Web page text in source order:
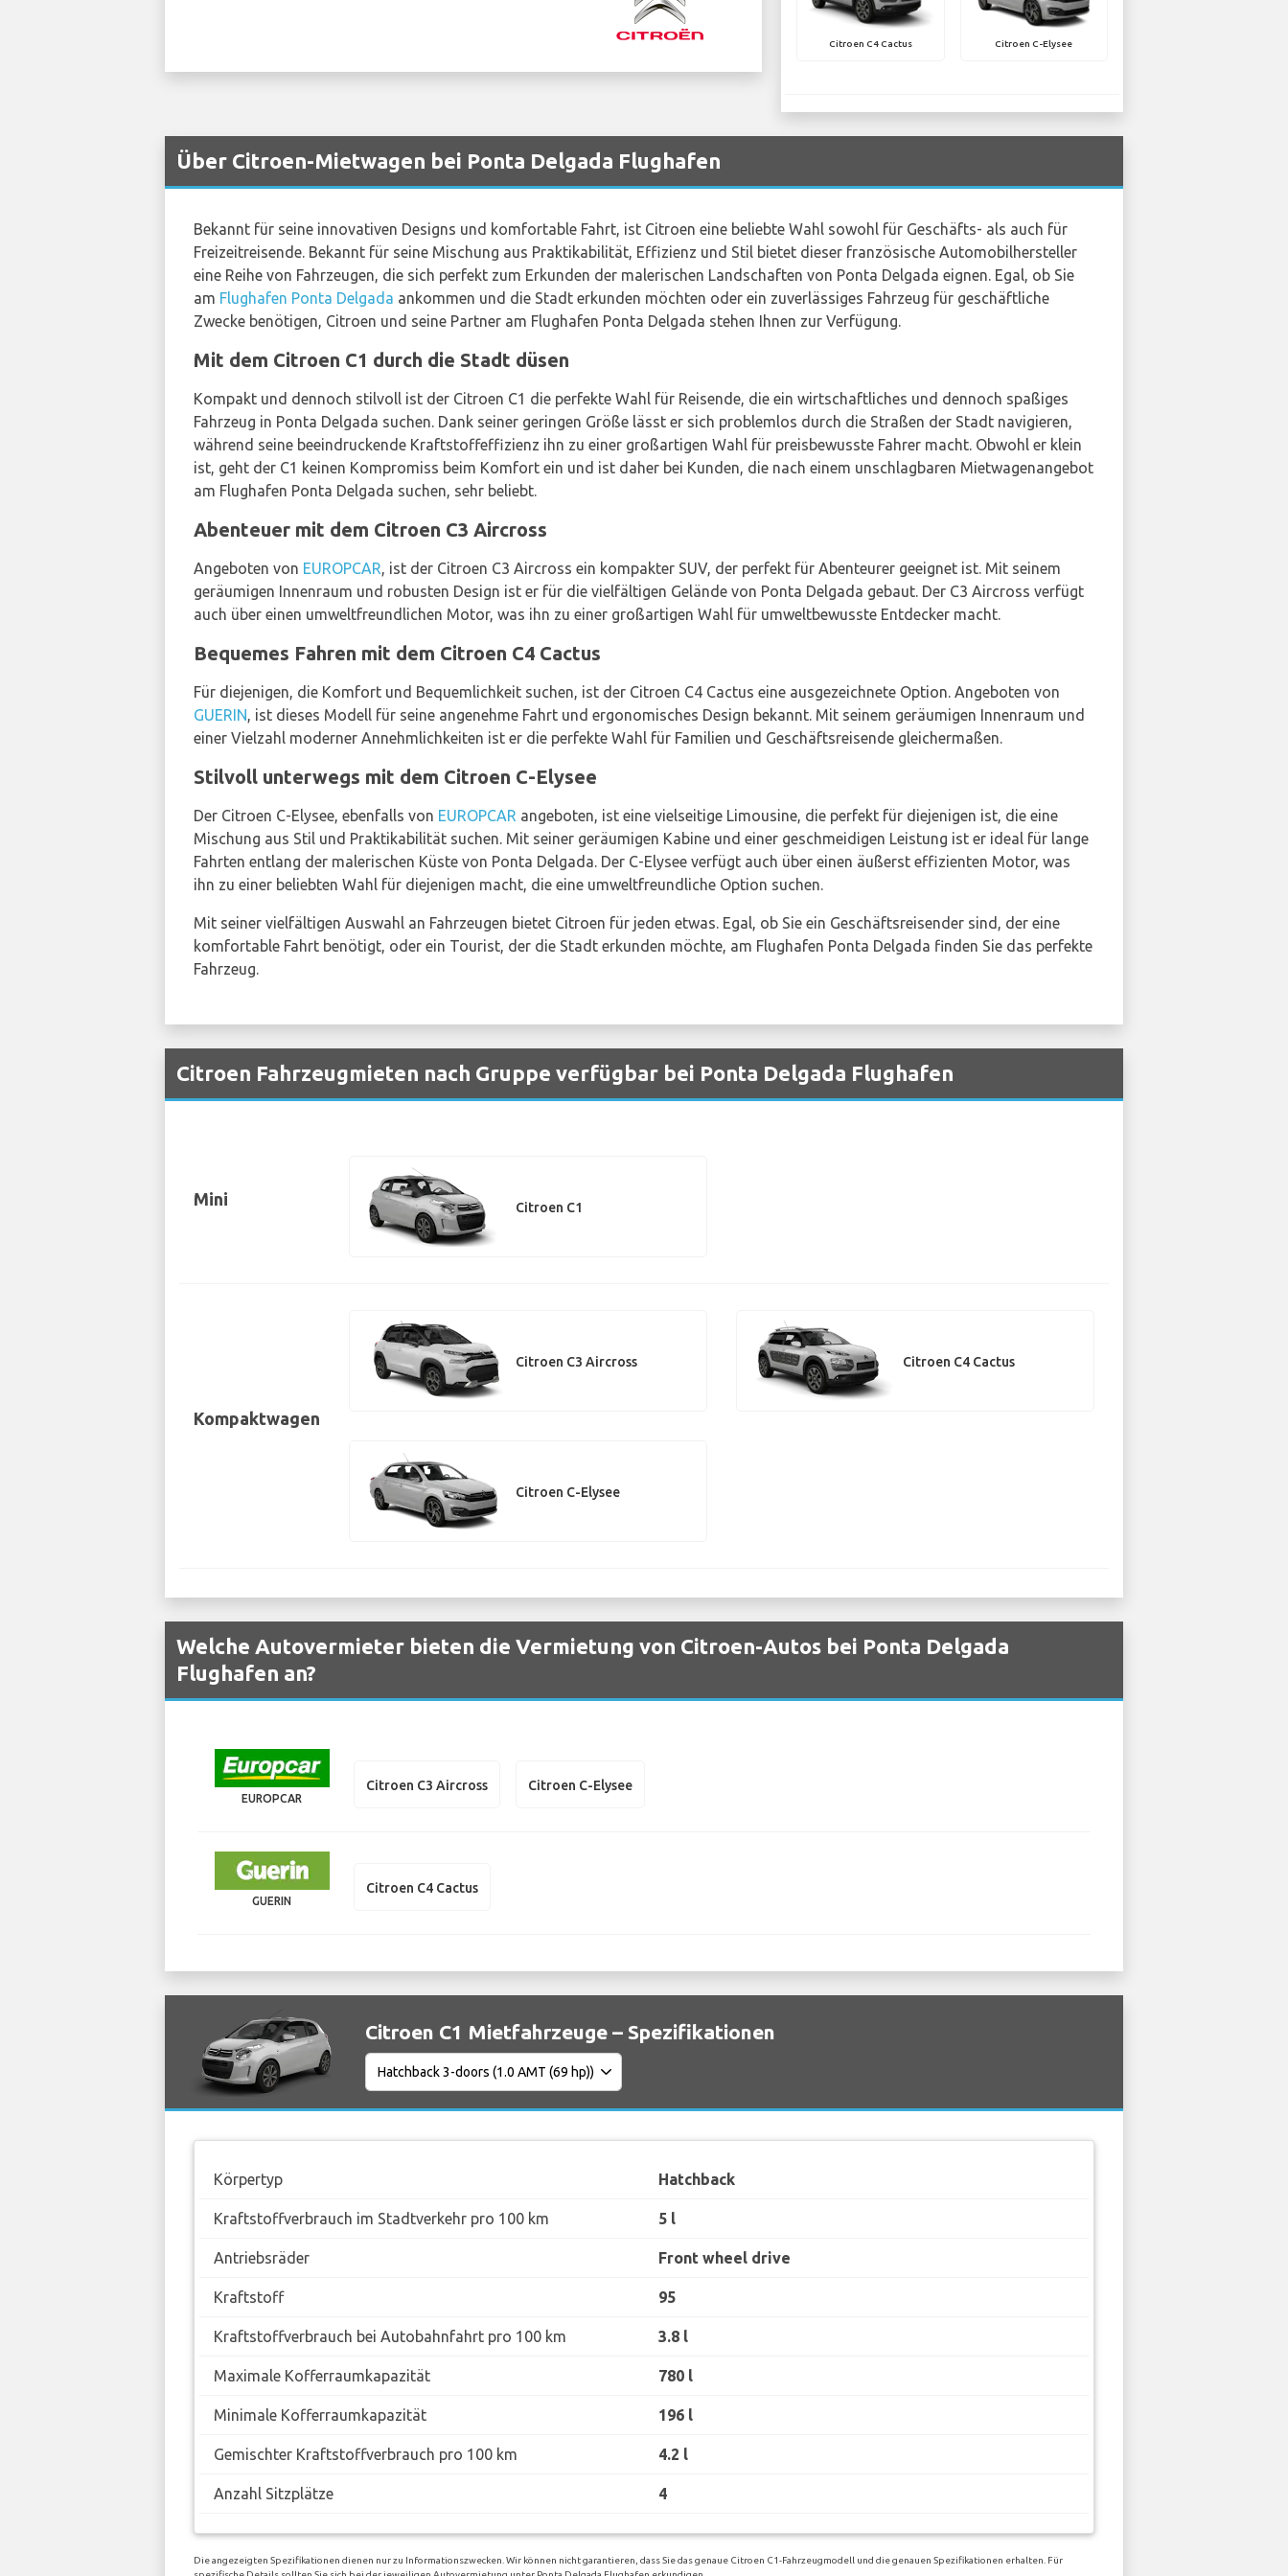
Citroen C4 Cactus Citroen C-Elysee
Über Citroen-Mietwagen bei Ponta Delgada Flughafen
Bekannt für seine innovativen Designs und komfortable Fahrt, ist Citroen eine beliebte Wahl sowohl für Geschäfts- als auch für
Freizeitreisende. Bekannt für seine Mischung aus Praktikabilität, Effizienz und Stil bietet dieser französische Automobilhersteller
eine Reihe von Fahrzeugen, die sich perfekt zum Erkunden der malerischen Landschaften von Ponta Delgada eignen. Egal, ob Sie
am Flughafen Ponta Delgada ankommen und die Stadt erkunden möchten oder ein zuverlässiges Fahrzeug für geschäftliche
Zwecke benötigen, Citroen und seine Partner am Flughafen Ponta Delgada stehen Ihnen zur Verfügung.
Mit dem Citroen C1 durch die Stadt düsen
Kompakt und dennoch stilvoll ist der Citroen C1 die perfekte Wahl für Reisende, die ein wirtschaftliches und dennoch spaßiges
Fahrzeug in Ponta Delgada suchen. Dank seiner geringen Größe lässt er sich problemlos durch die Straßen der Stadt navigieren,
während seine beeindruckende Kraftstoffeffizienz ihn zu einer großartigen Wahl für preisbewusste Fahrer macht. Obwohl er klein
ist, geht der C1 keinen Kompromiss beim Komfort ein und ist daher bei Kunden, die nach einem unschlagbaren Mietwagenangebot
am Flughafen Ponta Delgada suchen, sehr beliebt.
Abenteuer mit dem Citroen C3 Aircross
Angeboten von EUROPCAR, ist der Citroen C3 Aircross ein kompakter SUV, der perfekt für Abenteurer geeignet ist. Mit seinem
geräumigen Innenraum und robusten Design ist er für die vielfältigen Gelände von Ponta Delgada gebaut. Der C3 Aircross verfügt
auch über einen umweltfreundlichen Motor, was ihn zu einer großartigen Wahl für umweltbewusste Entdecker macht.
Bequemes Fahren mit dem Citroen C4 Cactus
Für diejenigen, die Komfort und Bequemlichkeit suchen, ist der Citroen C4 Cactus eine ausgezeichnete Option. Angeboten von
GUERIN, ist dieses Modell für seine angenehme Fahrt und ergonomisches Design bekannt. Mit seinem geräumigen Innenraum und
einer Vielzahl moderner Annehmlichkeiten ist er die perfekte Wahl für Familien und Geschäftsreisende gleichermaßen.
Stilvoll unterwegs mit dem Citroen C-Elysee
Der Citroen C-Elysee, ebenfalls von EUROPCAR angeboten, ist eine vielseitige Limousine, die perfekt für diejenigen ist, die eine
Mischung aus Stil und Praktikabilität suchen. Mit seiner geräumigen Kabine und einer geschmeidigen Leistung ist er ideal für lange
Fahrten entlang der malerischen Küste von Ponta Delgada. Der C-Elysee verfügt auch über einen äußerst effizienten Motor, was
ihn zu einer beliebten Wahl für diejenigen macht, die eine umweltfreundliche Option suchen.
Mit seiner vielfältigen Auswahl an Fahrzeugen bietet Citroen für jeden etwas. Egal, ob Sie ein Geschäftsreisender sind, der eine
komfortable Fahrt benötigt, oder ein Tourist, der die Stadt erkunden möchte, am Flughafen Ponta Delgada finden Sie das perfekte
Fahrzeug.
Citroen Fahrzeugmieten nach Gruppe verfügbar bei Ponta Delgada Flughafen
Mini Citroen C1
Kompaktwagen
Citroen C3 Aircross Citroen C4 Cactus
Citroen C-Elysee
Welche Autovermieter bieten die Vermietung von Citroen-Autos bei Ponta Delgada
Flughafen an?
EUROPCAR
Citroen C3 Aircross Citroen C-Elysee
GUERIN
Citroen C4 Cactus
Citroen C1 Mietfahrzeuge – Spezifikationen
Körpertyp Hatchback
Kraftstoffverbrauch im Stadtverkehr pro 100 km 5 l
Antriebsräder Front wheel drive
Kraftstoff 95
Kraftstoffverbrauch bei Autobahnfahrt pro 100 km 3.8 l
Maximale Kofferraumkapazität 780 l
Minimale Kofferraumkapazität 196 l
Gemischter Kraftstoffverbrauch pro 100 km 4.2 l
Anzahl Sitzplätze 4
Die angezeigten Spezifikationen dienen nur zu Informationszwecken. Wir können nicht garantieren, dass Sie das genaue Citroen C1-Fahrzeugmodell und die genauen Spezifikationen erhalten. Für